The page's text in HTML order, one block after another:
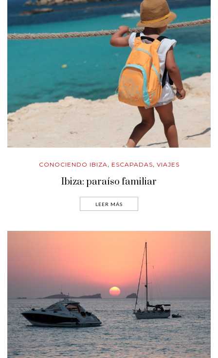
CONOCIENDO IBIZA , ESCAPADAS, VIAJES
Ibiza: paraíso familiar
LEER MÁS